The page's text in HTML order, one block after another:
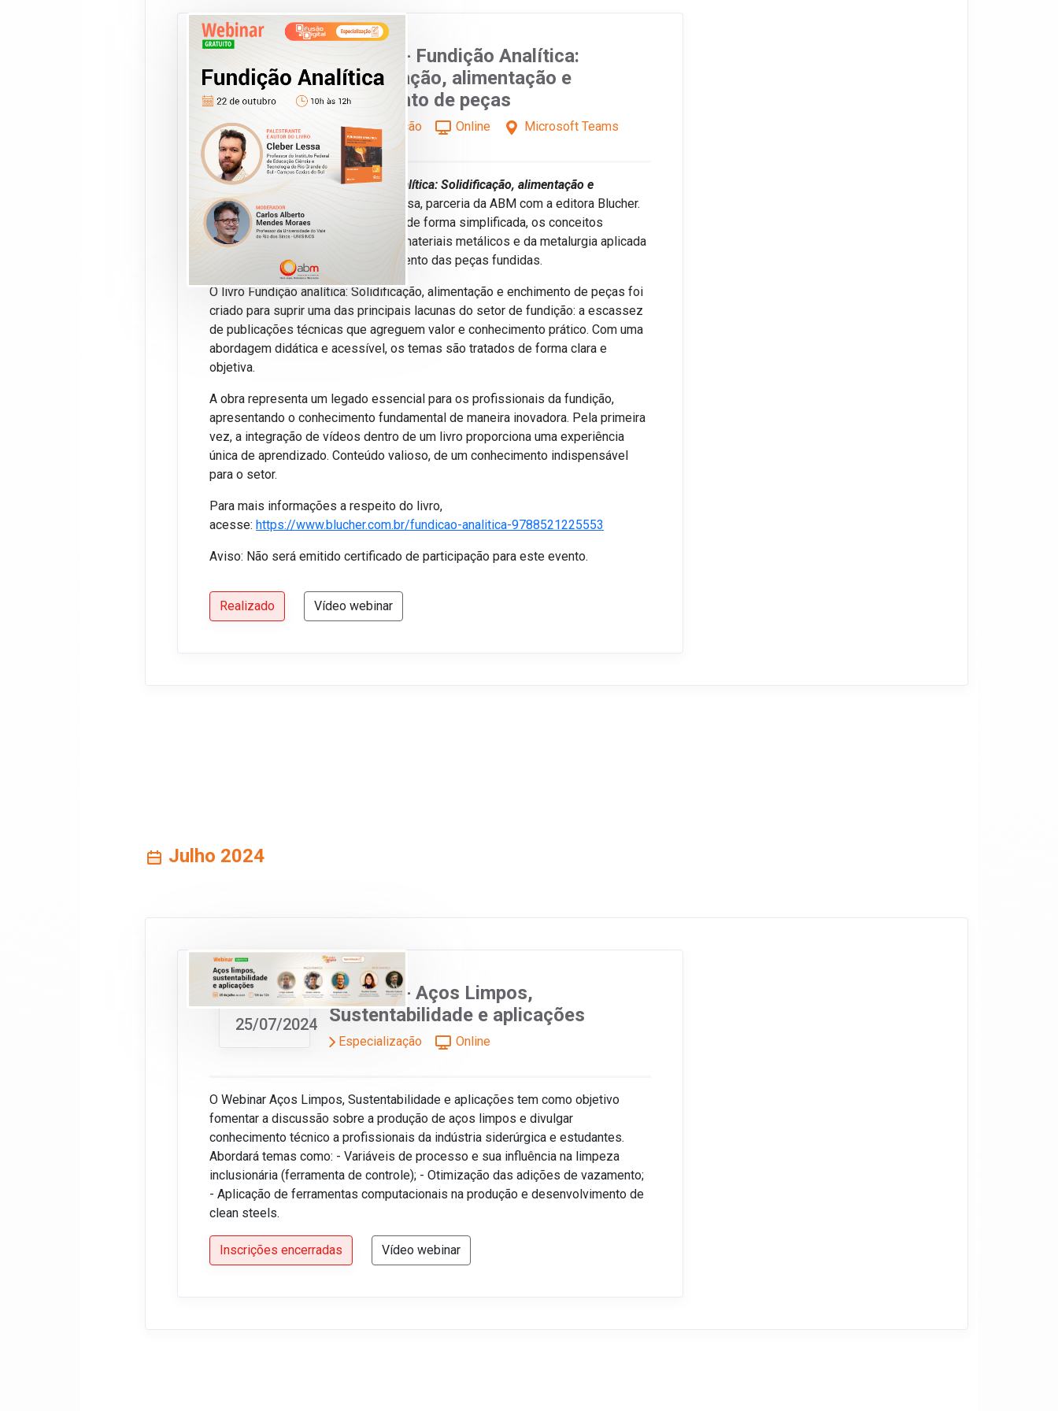
OUT/25
22
Webinar - Fundição Analítica:
Solidificação, alimentação e
enchimento de peças
Especialização Online Microsoft Teams
Apresentação do livroFundição Analítica: Solidificação, alimentação e
enchimento de peças de Cleber Lessa, parceria da ABM com a editora Blucher.
Neste webinar, o autor apresentará, de forma simplificada, os conceitos
fundamentais da solidificação dos materiais metálicos e da metalurgia aplicada
ao projeto de alimentação e enchimento das peças fundidas.
O livro Fundição analítica: Solidificação, alimentação e enchimento de peças foi
criado para suprir uma das principais lacunas do setor de fundição: a escassez
de publicações técnicas que agreguem valor e conhecimento prático. Com uma
abordagem didática e acessível, os temas são tratados de forma clara e
objetiva.
A obra representa um legado essencial para os profissionais da fundição,
apresentando o conhecimento fundamental de maneira inovadora. Pela primeira
vez, a integração de vídeos dentro de um livro proporciona uma experiência
única de aprendizado. Conteúdo valioso, de um conhecimento indispensável
para o setor.
Para mais informações a respeito do livro,
acesse: https://www.blucher.com.br/fundicao-analitica-9788521225553
Aviso: Não será emitido certificado de participação para este evento.
Realizado Vídeo webinar
Julho 2024
JUL/24
25/07/2024
Webinar - Aços Limpos,
Sustentabilidade e aplicações
Especialização Online
O Webinar Aços Limpos, Sustentabilidade e aplicações tem como objetivo
fomentar a discussão sobre a produção de aços limpos e divulgar
conhecimento técnico a profissionais da indústria siderúrgica e estudantes.
Abordará temas como: - Variáveis de processo e sua influência na limpeza
inclusionária (ferramenta de controle); - Otimização das adições de vazamento;
- Aplicação de ferramentas computacionais na produção e desenvolvimento de
clean steels.
Inscrições encerradas Vídeo webinar